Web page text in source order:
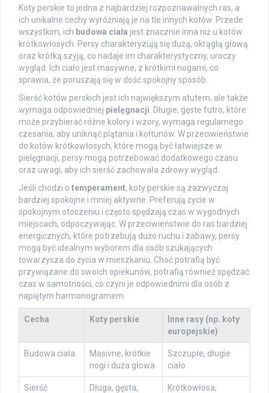
Koty perskie to jedna z najbardziej rozpoznawalnych ras, a
ich unikalne cechy wyróżniają je na tle innych kotów. Przede
wszystkim, ich budowa ciała jest znacznie inna niż u kotów
krótkowłosych. Persy charakteryzują się dużą, okrągłą głową
oraz krótką szyją, co nadaje im charakterystyczny, uroczy
wygląd. Ich ciało jest masywne, z krótkimi nogami, co
sprawia, że poruszają się w dość spokojny sposób.
Sierść kotów perskich jest ich największym atutem, ale także
wymaga odpowiedniej pielęgnacji . Długie, gęste futro, które
może przybierać różne kolory i wzory, wymaga regularnego
czesania, aby uniknąć plątania i kołtunów. W przeciwieństwie
do kotów krótkowłosych, które mogą być łatwiejsze w
pielęgnacji, persy mogą potrzebować dodatkowego czasu
oraz uwagi, aby ich sierść zachowała zdrowy wygląd.
Jeśli chodzi o temperament, koty perskie są zazwyczaj
bardziej spokojne i mniej aktywne. Preferują życie w
spokojnym otoczeniu i często spędzają czas w wygodnych
miejscach, odpoczywając. W przeciwieństwie do ras bardziej
energicznych, które potrzebują dużo ruchu i zabawy, persy
mogą być idealnym wyborem dla osób szukających
towarzysza do życia w mieszkaniu. Choć potrafią być
przywiązane do swoich opiekunów, potrafią również spędzać
czas w samotności, co czyni je odpowiednimi dla osób z
napiętym harmonogramem.
Cecha Koty perskie
Inne rasy (np. koty
europejskie)
Budowa ciała
Masivne, krótkie
nogi i duża głowa
Szczupłe, długie
ciało
Sierść
Długa, gęsta,
Krótkowłosa,